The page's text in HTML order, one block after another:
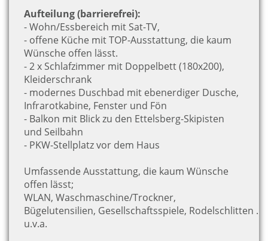
Aufteilung (barrierefrei):
- Wohn/Essbereich mit Sat-TV,
- offene Küche mit TOP-Ausstattung, die kaum
Wünsche offen lässt.
- 2 x Schlafzimmer mit Doppelbett (180x200),
Kleiderschrank
- modernes Duschbad mit ebenerdiger Dusche,
Infrarotkabine, Fenster und Fön
- Balkon mit Blick zu den Ettelsberg-Skipisten
und Seilbahn
- PKW-Stellplatz vor dem Haus
Umfassende Ausstattung, die kaum Wünsche
offen lässt;
WLAN, Waschmaschine/Trockner,
Bügelutensilien, Gesellschaftsspiele, Rodelschlitten …
u.v.a.